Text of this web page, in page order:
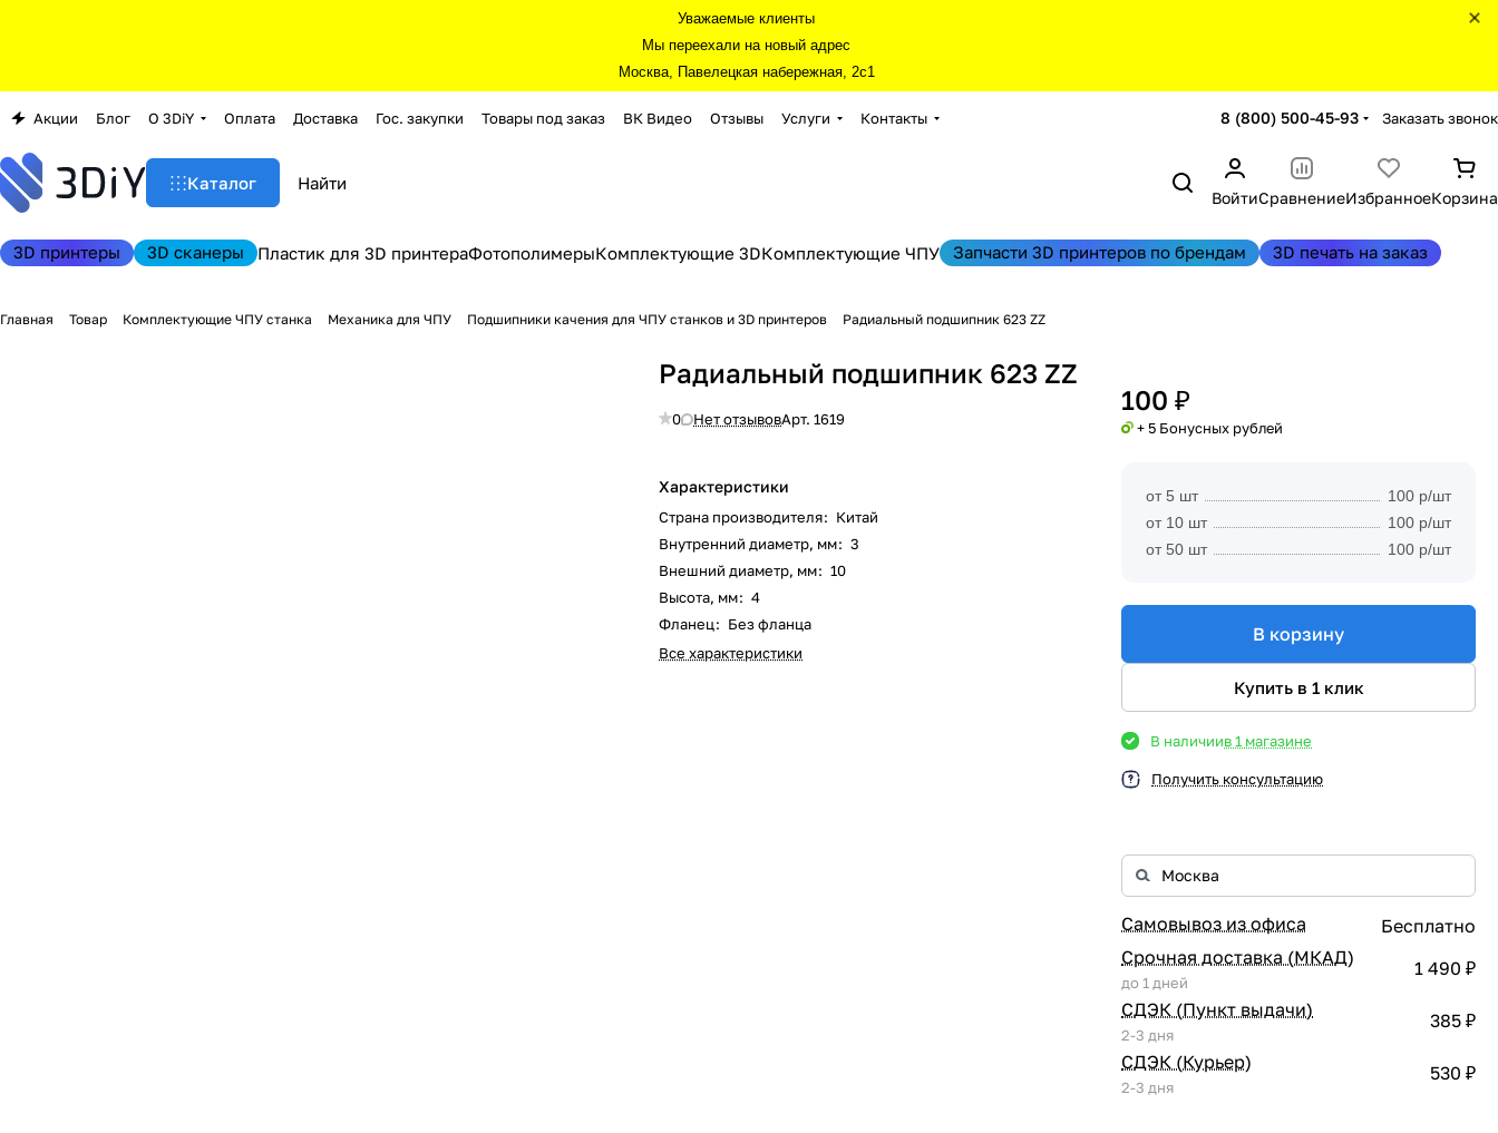
Уважаемые клиенты
Мы переехали на новый адрес
Москва, Павелецкая набережная, 2с1
Акции Блог О 3DiY Оплата Доставка Гос. закупки Товары под заказ ВК Видео Отзывы Услуги Контакты 8 (800) 500-45-93 Заказать звонок
Каталог
ВойтиСравнениеИзбранноеКорзина
3D принтеры 3D сканеры Пластик для 3D принтераФотополимерыКомплектующие 3DКомплектующие ЧПУ Запчасти 3D принтеров по брендам 3D печать на заказ
Главная Товар Комплектующие ЧПУ станка Механика для ЧПУ Подшипники качения для ЧПУ станков и 3D принтеров Радиальный подшипник 623 ZZ
Радиальный подшипник 623 ZZ
0 Нет отзывовАрт.1619
Характеристики
Страна производителя: Китай
Внутренний диаметр, мм: 3
Внешний диаметр, мм: 10
Высота, мм: 4
Фланец: Без фланца
Все характеристики
100 ₽
+ 5 Бонусных рублей
от 5 шт
100 р/шт
от 10 шт
100 р/шт
от 50 шт
100 р/шт
В корзину
Купить в 1 клик
В наличиив 1 магазине
Получить консультацию
Самовывоз из офиса
Бесплатно
Срочная доставка (МКАД)
до 1 дней
1 490 ₽
СДЭК (Пункт выдачи)
2-3 дня
385 ₽
СДЭК (Курьер)
2-3 дня
530 ₽